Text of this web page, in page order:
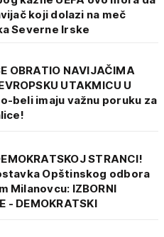
koji dolazi na meč
Severne Irske
OBRATIO NAVIJAČIMA
UTAKMICU U
beli imaju važnu poruku za
STRANCI!
Opštinskog odbora
Milanovcu: IZBORNI
- DEMOKRATSKI